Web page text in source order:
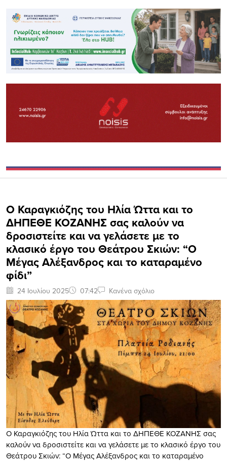
Ο Καραγκιόζης του Ηλία Ώττα και το
ΔΗΠΕΘΕ ΚΟΖΑΝΗΣ σας καλούν να
δροσιστείτε και να γελάσετε με το
κλασικό έργο του Θεάτρου Σκιών: “Ο
Μέγας Αλέξανδρος και το καταραμένο
φίδι”
24 Ιουλίου 2025 07:42 Κανένα σχόλιο
Ο Καραγκιόζης του Ηλία Ώττα και το ΔΗΠΕΘΕ ΚΟΖΑΝΗΣ σας
καλούν να δροσιστείτε και να γελάσετε με το κλασικό έργο του
Θεάτρου Σκιών: “Ο Μέγας Αλέξανδρος και το καταραμένο